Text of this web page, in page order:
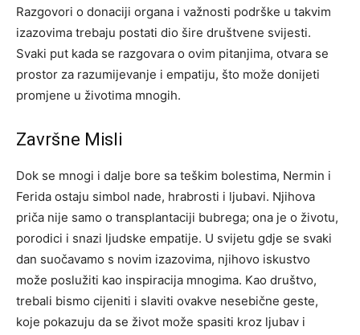
Razgovori o donaciji organa i važnosti podrške u takvim
izazovima trebaju postati dio šire društvene svijesti.
Svaki put kada se razgovara o ovim pitanjima, otvara se
prostor za razumijevanje i empatiju, što može donijeti
promjene u životima mnogih.
Završne Misli
Dok se mnogi i dalje bore sa teškim bolestima, Nermin i
Ferida ostaju simbol nade, hrabrosti i ljubavi. Njihova
priča nije samo o transplantaciji bubrega; ona je o životu,
porodici i snazi ljudske empatije. U svijetu gdje se svaki
dan suočavamo s novim izazovima, njihovo iskustvo
može poslužiti kao inspiracija mnogima. Kao društvo,
trebali bismo cijeniti i slaviti ovakve nesebične geste,
koje pokazuju da se život može spasiti kroz ljubav i